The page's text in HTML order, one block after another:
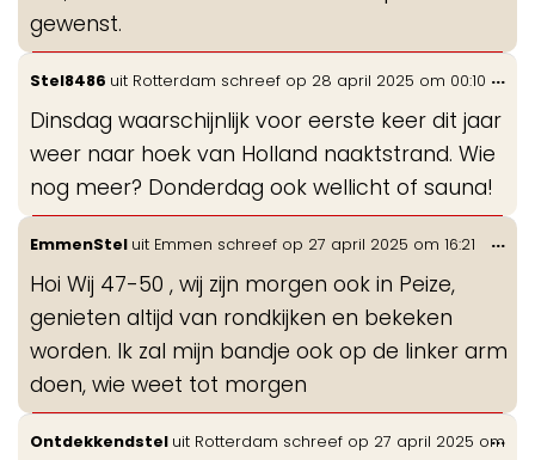
gewenst.
Stel8486 uit Rotterdam schreef op 28 april 2025 om 00:10
Dinsdag waarschijnlijk voor eerste keer dit jaar
weer naar hoek van Holland naaktstrand. Wie
nog meer? Donderdag ook wellicht of sauna!
...
EmmenStel uit Emmen schreef op 27 april 2025 om 16:21
Hoi Wij 47-50 , wij zijn morgen ook in Peize,
genieten altijd van rondkijken en bekeken
worden. Ik zal mijn bandje ook op de linker arm
doen, wie weet tot morgen
...
Ontdekkendstel uit Rotterdam schreef op 27 april 2025 om
...